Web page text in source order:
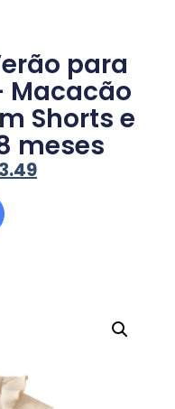
para
Macacão
Shorts e
meses